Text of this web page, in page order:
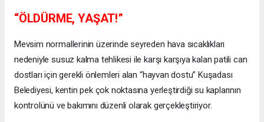
“ÖLDÜRME, YAŞAT!”
Mevsim normallerinin üzerinde seyreden hava sıcaklıkları
nedeniyle susuz kalma tehlikesi ile karşı karşıya kalan patili can
dostları için gerekli önlemleri alan “hayvan dostu” Kuşadası
Belediyesi, kentin pek çok noktasına yerleştirdiği su kaplarının
kontrolünü ve bakımını düzenli olarak gerçekleştiriyor.